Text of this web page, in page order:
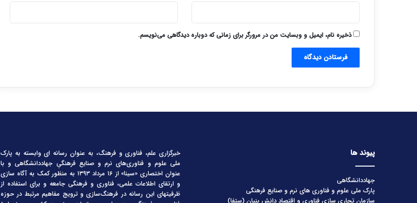
ذخیره نام، ایمیل و وبسایت من در مرورگر برای زمانی که دوباره دیدگاهی می‌نویسم.
پیوند ها
جهاددانشگاهی
پارک ملی علوم و فناوری های نرم و صنایع فرهنگی
سازمان تجاری سازی فناوری و اقتصاد دانش بنیان (ستفا)
خبرگزاری علم، فناوری و فرهنگ، به عنوان رسانه ای وابسته به پارک
ملی علوم و فناوری‌های نرم و صنایع فرهنگیِ جهاددانشگاهی و با
عنوان اختصاری «سینا» از ۱۶ مرداد ۱۳۹۳ به منظور کمک به آگاه سازی
و ارتقای اطلاعات علمی، فناوری و فرهنگی جامعه و برای استفاده از
ظرفیتهای این رسانه در فرهنگ‌سازی و ترویج مفاهیم مرتبط در حوزه